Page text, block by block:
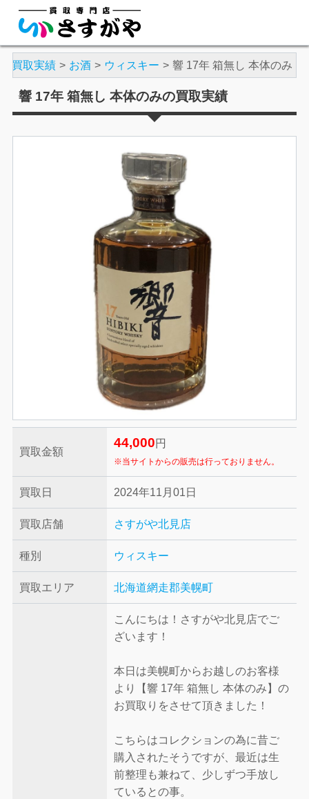
買取実績 お酒 ウィスキー 響 17年 箱無し 本体のみ
響 17年 箱無し 本体のみの買取実績
買取金額
44,000 円
※当サイトからの販売は行っておりません。
買取日 2024年11月01日
買取店舗 さすがや北見店
種別 ウィスキー
買取エリア 北海道網走郡美幌町
こんにちは！さすがや北見店でご
ざいます！
本日は美幌町からお越しのお客様
より【響 17年 箱無し 本体のみ】の
お買取りをさせて頂きました！
こちらはコレクションの為に昔ご
購入されたそうですが、最近は生
前整理も兼ねて、少しずつ手放し
ているとの事。